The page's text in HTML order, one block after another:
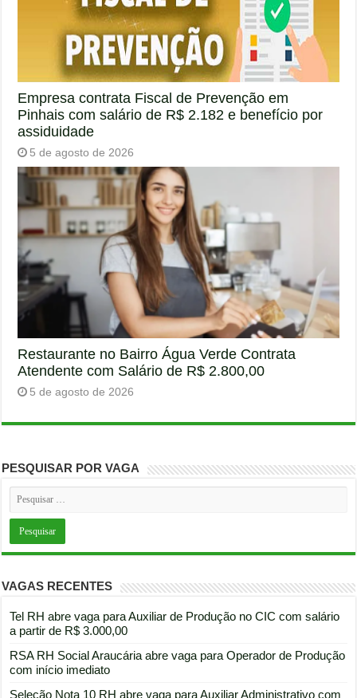
Empresa contrata Fiscal de Prevenção em
Pinhais com salário de R$ 2.182 e benefício por
assiduidade
5 de agosto de 2026
Restaurante no Bairro Água Verde Contrata
Atendente com Salário de R$ 2.800,00
5 de agosto de 2026
PESQUISAR POR VAGA
VAGAS RECENTES
Tel RH abre vaga para Auxiliar de Produção no CIC com salário
a partir de R$ 3.000,00
RSA RH Social Araucária abre vaga para Operador de Produção
com início imediato
Seleção Nota 10 RH abre vaga para Auxiliar Administrativo com